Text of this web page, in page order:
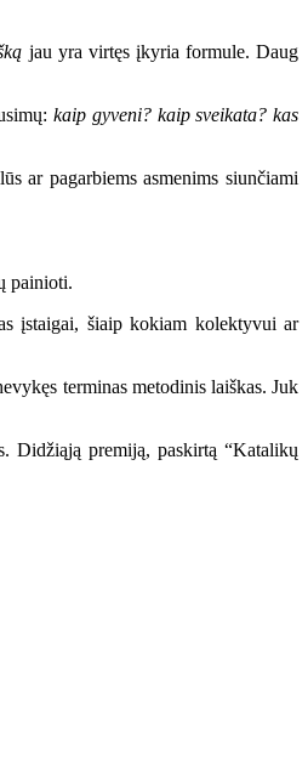
jau yra virtęs įkyria formule. Daug
kaip gyveni? kaip sveikata? kas
ar pagarbiems asmenims siunčiami
painioti.
įstaigai, šiaip kokiam kolektyvui ar
terminas metodinis laiškas. Juk
Didžiąją premiją, paskirtą “Katalikų